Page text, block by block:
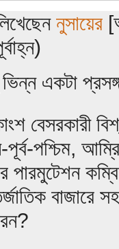
নুসায়ের
একটা
বেসরকারী
পূর্ব-পশ্চিম,
পারমুটেশন
বাজারে